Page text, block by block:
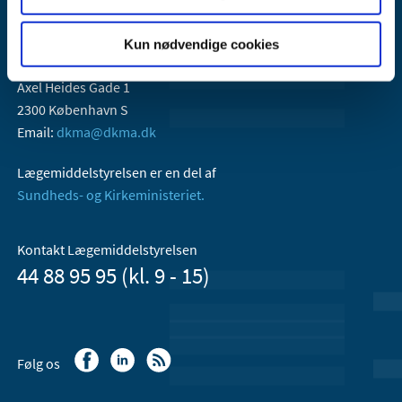
Kun nødvendige cookies
Lægemiddelstyrelsen
Axel Heides Gade 1
2300 København S
Email: dkma@dkma.dk
Lægemiddelstyrelsen er en del af
Sundheds- og Kirkeministeriet.
Kontakt Lægemiddelstyrelsen
44 88 95 95 (kl. 9 - 15)
Følg os